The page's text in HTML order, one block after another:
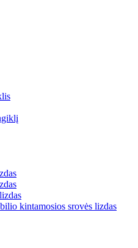
kintamosios srovės lizdas